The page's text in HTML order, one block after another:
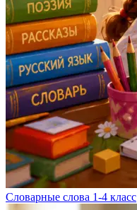
Словарные слова 1-4 класс